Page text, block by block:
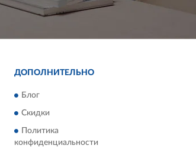
ДОПОЛНИТЕЛЬНО
Блог
Скидки
Политика
конфиденциальности